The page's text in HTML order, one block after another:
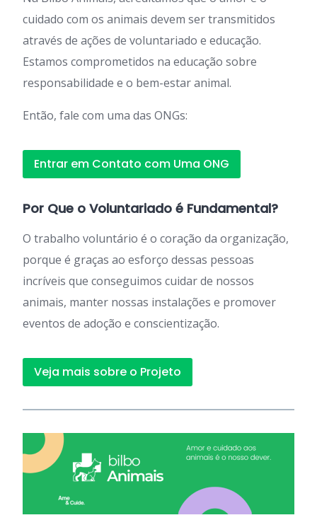
cuidado com os animais devem ser transmitidos
através de ações de voluntariado e educação.
Estamos comprometidos na educação sobre
responsabilidade e o bem-estar animal.
Então, fale com uma das ONGs:
Entrar em Contato com Uma ONG
Por Que o Voluntariado é Fundamental?
O trabalho voluntário é o coração da organização,
porque é graças ao esforço dessas pessoas
incríveis que conseguimos cuidar de nossos
animais, manter nossas instalações e promover
eventos de adoção e conscientização.
Veja mais sobre o Projeto